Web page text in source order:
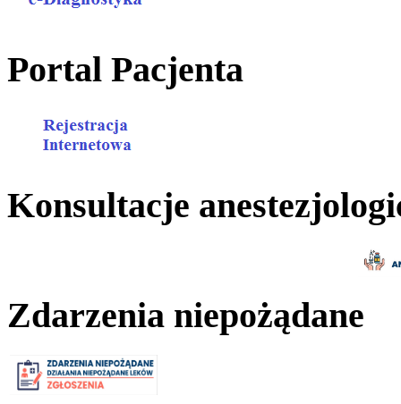
Portal Pacjenta
Konsultacje
Zdarzenia niepożądane